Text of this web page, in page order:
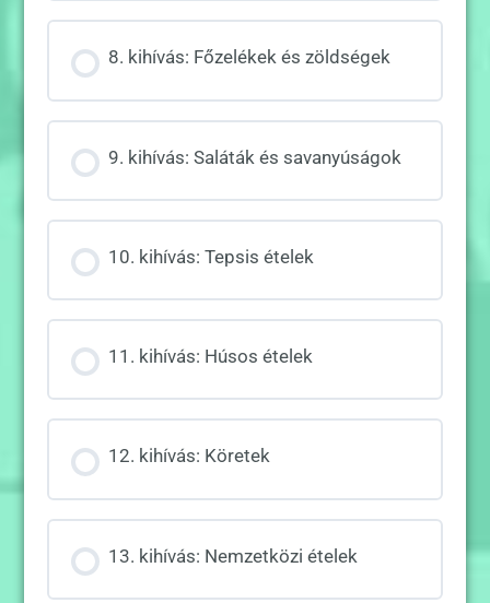
8. kihívás: Főzelékek és zöldségek
9. kihívás: Saláták és savanyúságok
10. kihívás: Tepsis ételek
11. kihívás: Húsos ételek
12. kihívás: Köretek
13. kihívás: Nemzetközi ételek